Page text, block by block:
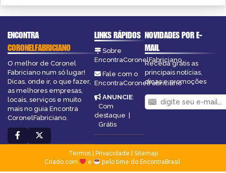
ENCONTRA
CORONELFABRICIANO
O melhor de Coronel
Fabriciano num só lugar!
Dicas, onde ir, o que fazer,
as melhores empresas,
locais, serviços e muito
mais no guia Encontra
CoronelFabriciano.
LINKS RÁPIDOS
Sobre
EncontraCoronelFabriciano
Fale com o
EncontraCoronelFabriciano
ANUNCIE:
Com
destaque |
Grátis
NOVIDADES POR E-
MAIL
Receba grátis as
principais notícias,
dicas e promoções
Termos| Privacidade
Sitemap
Criado com
e pelo time do EncontraBrasil